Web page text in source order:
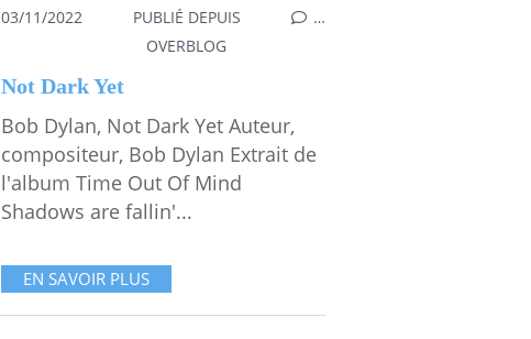
03/11/2022
PUBLIÉ DEPUIS
OVERBLOG
…
Not Dark Yet
Bob Dylan, Not Dark Yet Auteur,
compositeur, Bob Dylan Extrait de
l'album Time Out Of Mind
Shadows are fallin'...
EN SAVOIR PLUS